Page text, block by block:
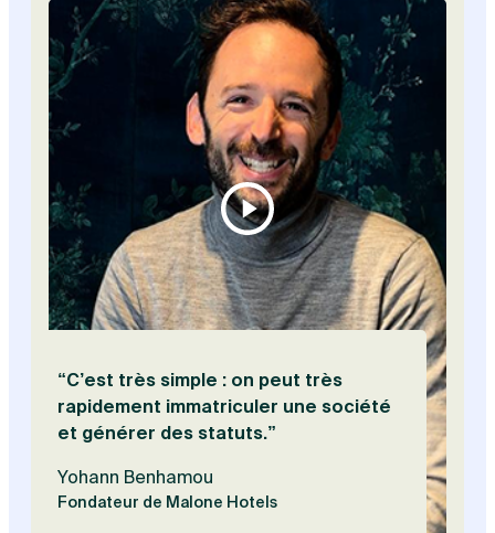
“C’est très simple : on peut très
rapidement immatriculer une société
et générer des statuts.”
Yohann Benhamou
Fondateur de Malone Hotels